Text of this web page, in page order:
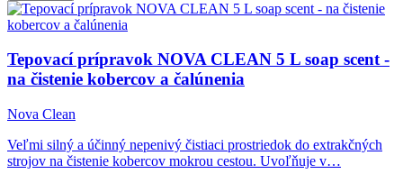
Tepovací prípravok NOVA CLEAN 5 L soap scent -
na čistenie kobercov a čalúnenia
Nova Clean
Veľmi silný a účinný nepenivý čistiaci prostriedok do extrakčných
strojov na čistenie kobercov mokrou cestou. Uvoľňuje v…